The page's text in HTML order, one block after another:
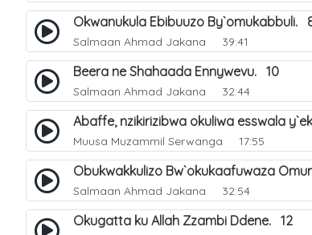
Okwanukula Ebibuuzo By`omukabbuli.
Salmaan Ahmad Jakana 39:41
Beera ne Shahaada Ennywevu. 10
Salmaan Ahmad Jakana 32:44
Abaffe, nzikirizibwa okuliwa esswala
Muusa Muzammil Serwanga 17:55
Obukwakkulizo Bw`okukaafuwaza
Salmaan Ahmad Jakana 32:54
Okugatta ku Allah Zzambi Ddene. 12